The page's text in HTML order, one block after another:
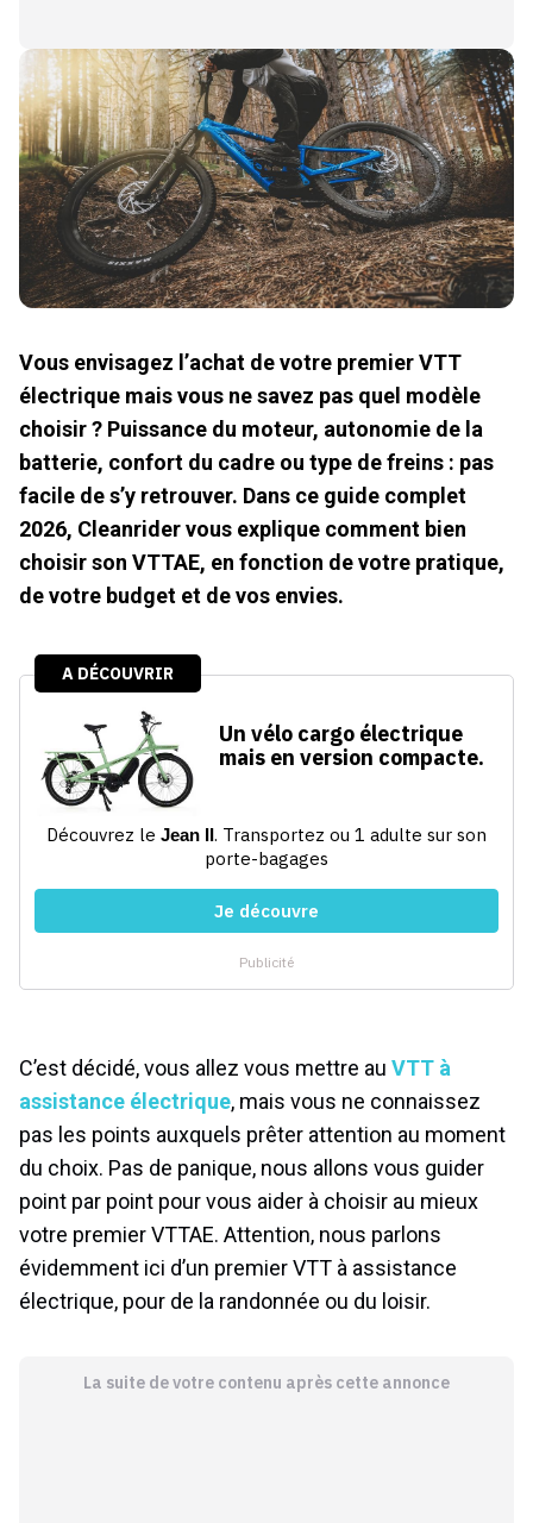
Vous envisagez l’achat de votre premier VTT
électrique mais vous ne savez pas quel modèle
choisir ? Puissance du moteur, autonomie de la
batterie, confort du cadre ou type de freins : pas
facile de s’y retrouver. Dans ce guide complet
2026, Cleanrider vous explique comment bien
choisir son VTTAE, en fonction de votre pratique,
de votre budget et de vos envies.
C’est décidé, vous allez vous mettre au VTT à
assistance électrique, mais vous ne connaissez
pas les points auxquels prêter attention au moment
du choix. Pas de panique, nous allons vous guider
point par point pour vous aider à choisir au mieux
votre premier VTTAE. Attention, nous parlons
évidemment ici d’un premier VTT à assistance
électrique, pour de la randonnée ou du loisir.
La suite de votre contenu après cette annonce